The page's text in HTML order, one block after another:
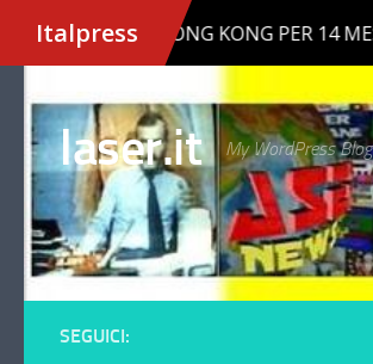
Salta al contenuto
laser.it My WordPress Blog
SEGUICI: